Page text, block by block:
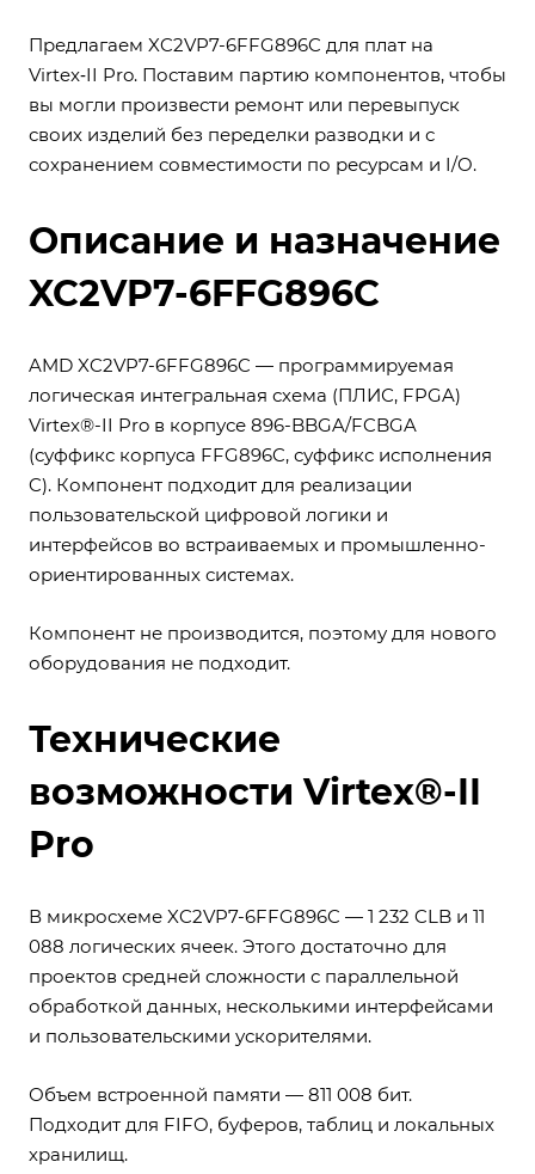
Предлагаем XC2VP7-6FFG896C для плат на
Virtex‑II Pro. Поставим партию компонентов, чтобы
вы могли произвести ремонт или перевыпуск
своих изделий без переделки разводки и с
сохранением совместимости по ресурсам и I/O.
Описание и назначение
XC2VP7-6FFG896C
AMD XC2VP7-6FFG896C — программируемая
логическая интегральная схема (ПЛИС, FPGA)
Virtex®-II Pro в корпусе 896-BBGA/FCBGA
(суффикс корпуса FFG896C, суффикс исполнения
C). Компонент подходит для реализации
пользовательской цифровой логики и
интерфейсов во встраиваемых и промышленно-
ориентированных системах.
Компонент не производится, поэтому для нового
оборудования не подходит.
Технические
возможности Virtex®-II
Pro
В микросхеме XC2VP7-6FFG896C — 1 232 CLB и 11
088 логических ячеек. Этого достаточно для
проектов средней сложности с параллельной
обработкой данных, несколькими интерфейсами
и пользовательскими ускорителями.
Объем встроенной памяти — 811 008 бит.
Подходит для FIFO, буферов, таблиц и локальных
хранилищ.